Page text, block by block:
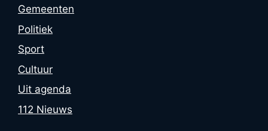
Gemeenten
Politiek
Sport
Cultuur
Uit agenda
112 Nieuws